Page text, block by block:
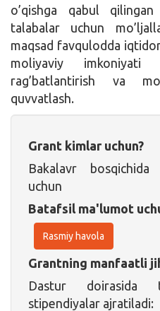
o’qishga qabul
talabalar uchun
maqsad favqulodda
moliyaviy imkoniyati
rag’batlantirish va
quvvatlash.
Grant kimlar uchun?
Bakalavr bosqichida
uchun
Batafsil ma'lumot
Rasmiy havola
Grantning manfaatli
Dastur doirasida
stipendiyalar ajratiladi: